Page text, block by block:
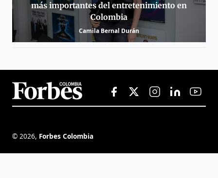
más importantes del entretenimiento en
Colombia
Camila Bernal Durán
© 2026, Forbes Colombia